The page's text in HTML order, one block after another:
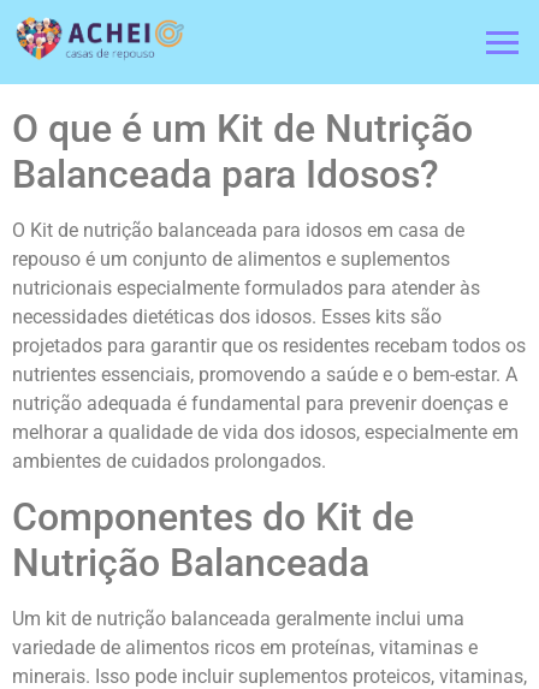
O que é um Kit de Nutrição
Balanceada para Idosos?
O Kit de nutrição balanceada para idosos em casa de
repouso é um conjunto de alimentos e suplementos
nutricionais especialmente formulados para atender às
necessidades dietéticas dos idosos. Esses kits são
projetados para garantir que os residentes recebam todos os
nutrientes essenciais, promovendo a saúde e o bem-estar. A
nutrição adequada é fundamental para prevenir doenças e
melhorar a qualidade de vida dos idosos, especialmente em
ambientes de cuidados prolongados.
Componentes do Kit de
Nutrição Balanceada
Um kit de nutrição balanceada geralmente inclui uma
variedade de alimentos ricos em proteínas, vitaminas e
minerais. Isso pode incluir suplementos proteicos, vitaminas,